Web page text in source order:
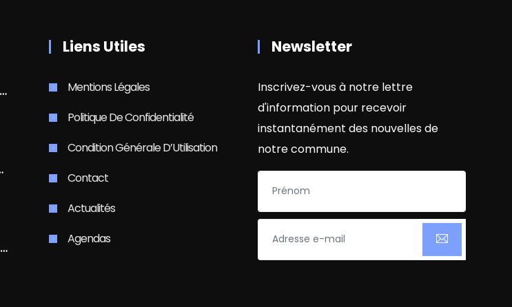
Liens Utiles
Mentions Légales
Politique De Confidentialité
Condition Générale D’Utilisation
Contact
Actualités
Agendas
Newsletter
Inscrivez-vous à notre lettre
d'information pour recevoir
instantanément des nouvelles de
notre commune.